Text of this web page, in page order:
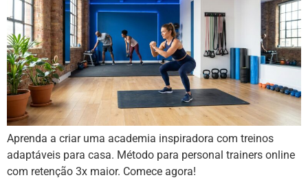
Aprenda a criar uma academia inspiradora com treinos
adaptáveis para casa. Método para personal trainers online
com retenção 3x maior. Comece agora!